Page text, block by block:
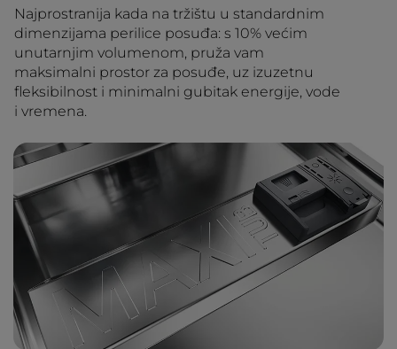
Najprostranija kada na tržištu u standardnim
dimenzijama perilice posuđa: s 10% većim
unutarnjim volumenom, pruža vam
maksimalni prostor za posuđe, uz izuzetnu
fleksibilnost i minimalni gubitak energije, vode
i vremena.